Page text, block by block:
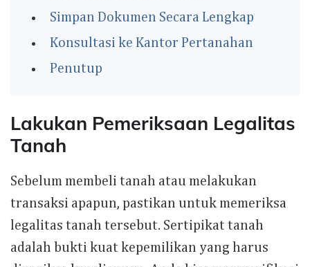
Simpan Dokumen Secara Lengkap
Konsultasi ke Kantor Pertanahan
Penutup
Lakukan Pemeriksaan Legalitas
Tanah
Sebelum membeli tanah atau melakukan
transaksi apapun, pastikan untuk memeriksa
legalitas tanah tersebut. Sertipikat tanah
adalah bukti kuat kepemilikan yang harus